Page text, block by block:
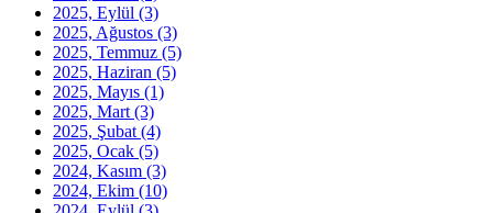
2025, Eylül (3)
2025, Ağustos (3)
2025, Temmuz (5)
2025, Haziran (5)
2025, Mayıs (1)
2025, Mart (3)
2025, Şubat (4)
2025, Ocak (5)
2024, Kasım (3)
2024, Ekim (10)